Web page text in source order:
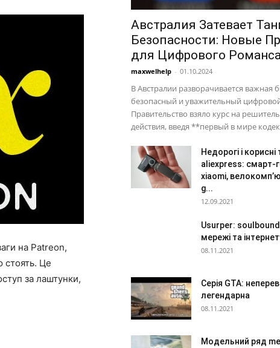
на Patreon,
стоять. Це
за лаштунки,
Австралия Затевает
Безопасности: Новые
для Цифрового
maxwelhelp - 01.10.2024
В Австралии разворачивается важная
безопасный и уважительный
Правительство взяло курс на
действия, введя **первый в мире
Недорогі і корисні
aliexpress: смарт-
xiaomi,
g...
12.09.2021
Usurper: soulbound
мережі та
08.11.2021
Серія GTA:
легендарна
08.11.2021
Модельний ряд